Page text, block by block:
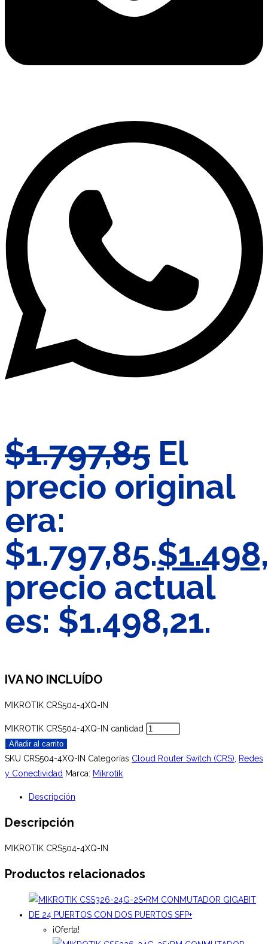
$1.797,85 El
precio original
era:
$1.797,85.$
precio actual
es: $1.498,21.
IVA NO INCLUÍDO
MIKROTIK CRS504-4XQ-IN
MIKROTIK CRS504-4XQ-IN cantidad
Añadir al carrito
SKU CRS504-4XQ-IN Categorías Cloud Router Switch (CRS)
Redes
y Conectividad Marca: Mikrotik
Descripción
Descripción
MIKROTIK CRS504-4XQ-IN
Productos relacionados
¡Oferta!